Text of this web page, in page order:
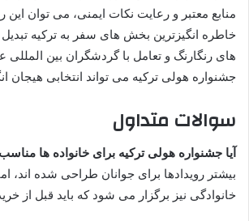
منابع معتبر و رعایت نکات ایمنی، می توان این
خاطره انگیزترین بخش های سفر به ترکیه تبدیل
های رنگارنگ و تعامل با گردشگران بین المللی
جشنواره هولی ترکیه می تواند انتخابی هیجان
سوالات متداول
آیا جشنواره هولی ترکیه برای خانواده ها
بیشتر رویدادها برای جوانان طراحی شده اند،
خانوادگی نیز برگزار می شود که باید قبل از